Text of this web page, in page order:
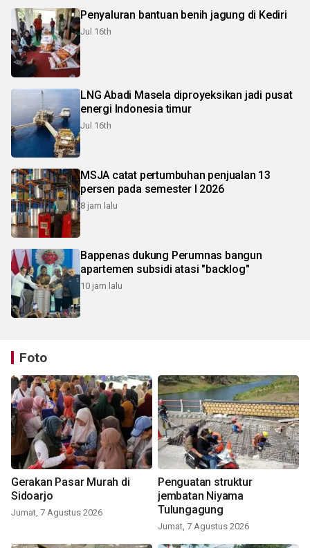
Penyaluran bantuan benih jagung di Kediri
Jul 16th
LNG Abadi Masela diproyeksikan jadi pusat
energi Indonesia timur
Jul 16th
MSJA catat pertumbuhan penjualan 13
persen pada semester I 2026
8 jam lalu
Bappenas dukung Perumnas bangun
apartemen subsidi atasi "backlog"
10 jam lalu
Foto
Gerakan Pasar Murah di
Sidoarjo
Jumat, 7 Agustus 2026
Penguatan struktur
jembatan Niyama
Tulungagung
Jumat, 7 Agustus 2026